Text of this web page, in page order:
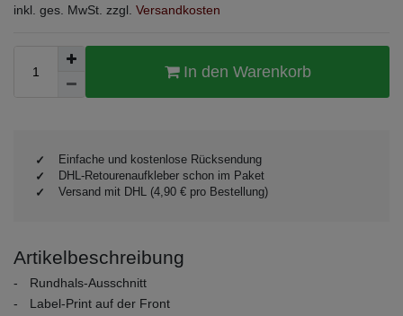
inkl. ges. MwSt. zzgl. Versandkosten
In den Warenkorb
Einfache und kostenlose Rücksendung
DHL-Retourenaufkleber schon im Paket
Versand mit DHL (4,90 € pro Bestellung)
Artikelbeschreibung
Rundhals-Ausschnitt
Label-Print auf der Front